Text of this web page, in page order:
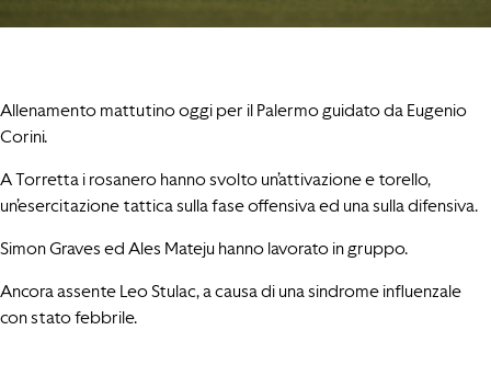
Allenamento mattutino oggi per il Palermo guidato da Eugenio
Corini.
A Torretta i rosanero hanno svolto un’attivazione e torello,
un’esercitazione tattica sulla fase offensiva ed una sulla difensiva.
Simon Graves ed Ales Mateju hanno lavorato in gruppo.
Ancora assente Leo Stulac, a causa di una sindrome influenzale
con stato febbrile.